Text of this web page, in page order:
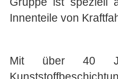
Innenteile von
Mit über 40